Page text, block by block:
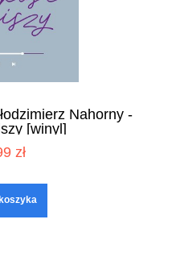
Nahorny -
[winyl]
zł